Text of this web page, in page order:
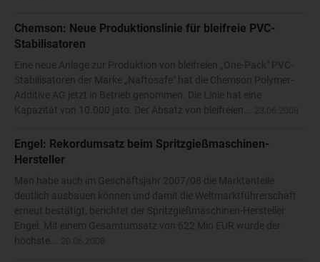
Chemson: Neue Produktionslinie für bleifreie PVC-
Stabilisatoren
Eine neue Anlage zur Produktion von bleifreien „One-Pack" PVC-
Stabilisatoren der Marke „Naftosafe" hat die Chemson Polymer-
Additive AG jetzt in Betrieb genommen. Die Linie hat eine
Kapazität von 10.000 jato. Der Absatz von bleifreien...
Engel: Rekordumsatz beim Spritzgießmaschinen-
Hersteller
Man habe auch im Geschäftsjahr 2007/08 die Marktanteile
deutlich ausbauen können und damit die Weltmarktführerschaft
erneut bestätigt, berichtet der Spritzgießmaschinen-Hersteller
Engel. Mit einem Gesamtumsatz von 622 Mio EUR wurde der
höchste...